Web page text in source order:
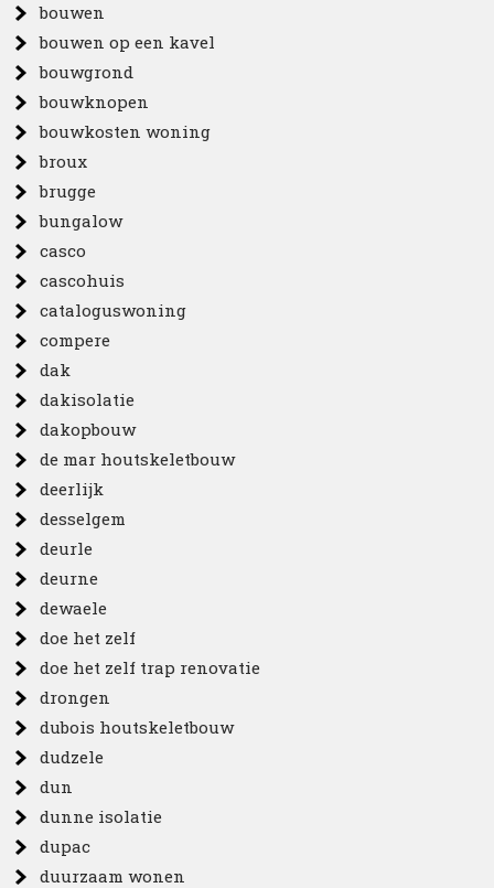
bouwen
bouwen op een kavel
bouwgrond
bouwknopen
bouwkosten woning
broux
brugge
bungalow
casco
cascohuis
cataloguswoning
compere
dak
dakisolatie
dakopbouw
de mar houtskeletbouw
deerlijk
desselgem
deurle
deurne
dewaele
doe het zelf
doe het zelf trap renovatie
drongen
dubois houtskeletbouw
dudzele
dun
dunne isolatie
dupac
duurzaam wonen